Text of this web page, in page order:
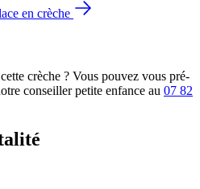
en crèche
crèche ? Vous pouvez vous pré-
conseiller petite enfance au 07 82